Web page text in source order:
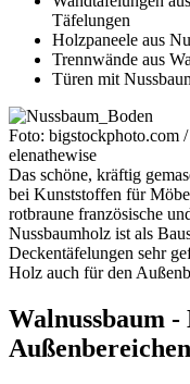
Täfelungen
Holzpaneele aus
Trennwände aus
Türen mit
Foto: bigstockphoto.com
elenathewise
Das schöne, kräftig
bei Kunststoffen für
rotbraune französische
Nussbaumholz ist als
Deckentäfelungen sehr
Holz auch für den
Walnussbaum
Außenbereichen